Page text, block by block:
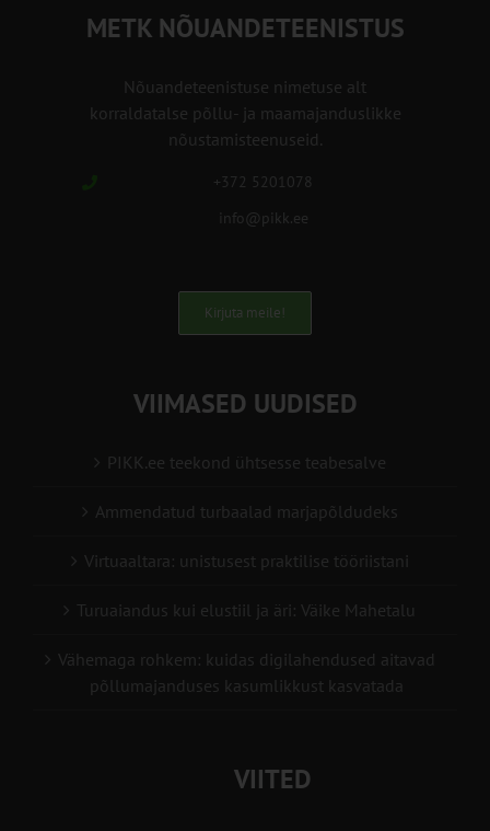
METK NÕUANDETEENISTUS
Nõuandeteenistuse nimetuse alt
korraldatalse põllu- ja maamajanduslikke
nõustamisteenuseid.
+372 5201078
info@pikk.ee
Kirjuta meile!
VIIMASED UUDISED
PIKK.ee teekond ühtsesse teabesalve
Ammendatud turbaalad marjapõldudeks
Virtuaaltara: unistusest praktilise tööriistani
Turuaiandus kui elustiil ja äri: Väike Mahetalu
Vähemaga rohkem: kuidas digilahendused aitavad
põllumajanduses kasumlikkust kasvatada
VIITED